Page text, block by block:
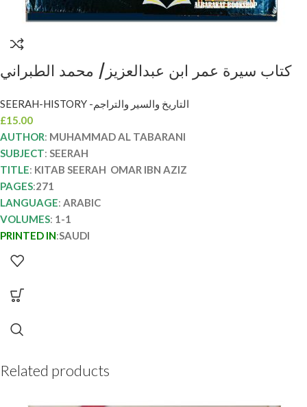
كتاب سيرة عمر ابن عبدالعزيز/ محمد الطبراني
SEERAH-HISTORY -التاريخ والسير والتراجم
£15.00
AUTHOR: MUHAMMAD AL TABARANI
SUBJECT: SEERAH
TITLE: KITAB SEERAH OMAR IBN AZIZ
PAGES:271
LANGUAGE: ARABIC
VOLUMES: 1-1
PRINTED IN:SAUDI
Related products